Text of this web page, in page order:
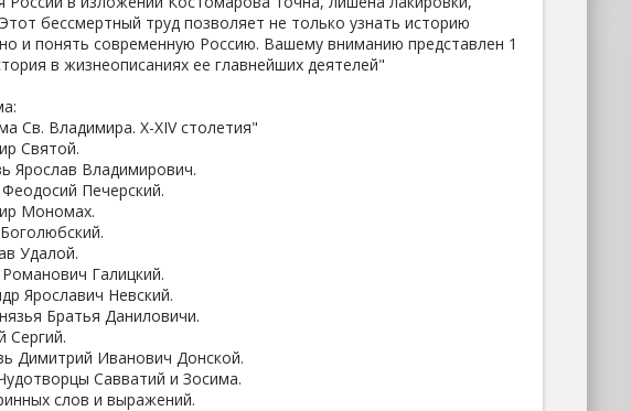
бессмертный труд позволяет не только узнать историю
и понять современную Россию. Вашему вниманию представлен 1
в жизнеописаниях ее главнейших деятелей"
Св. Владимира. X-XIV столетия"
Святой.
Ярослав Владимирович.
Печерский.
Мономах.
Удалой.
Галицкий.
Ярославич Невский.
Братья Даниловичи.
Сергий.
Димитрий Иванович Донской.
Савватий и Зосима.
слов и выражений.